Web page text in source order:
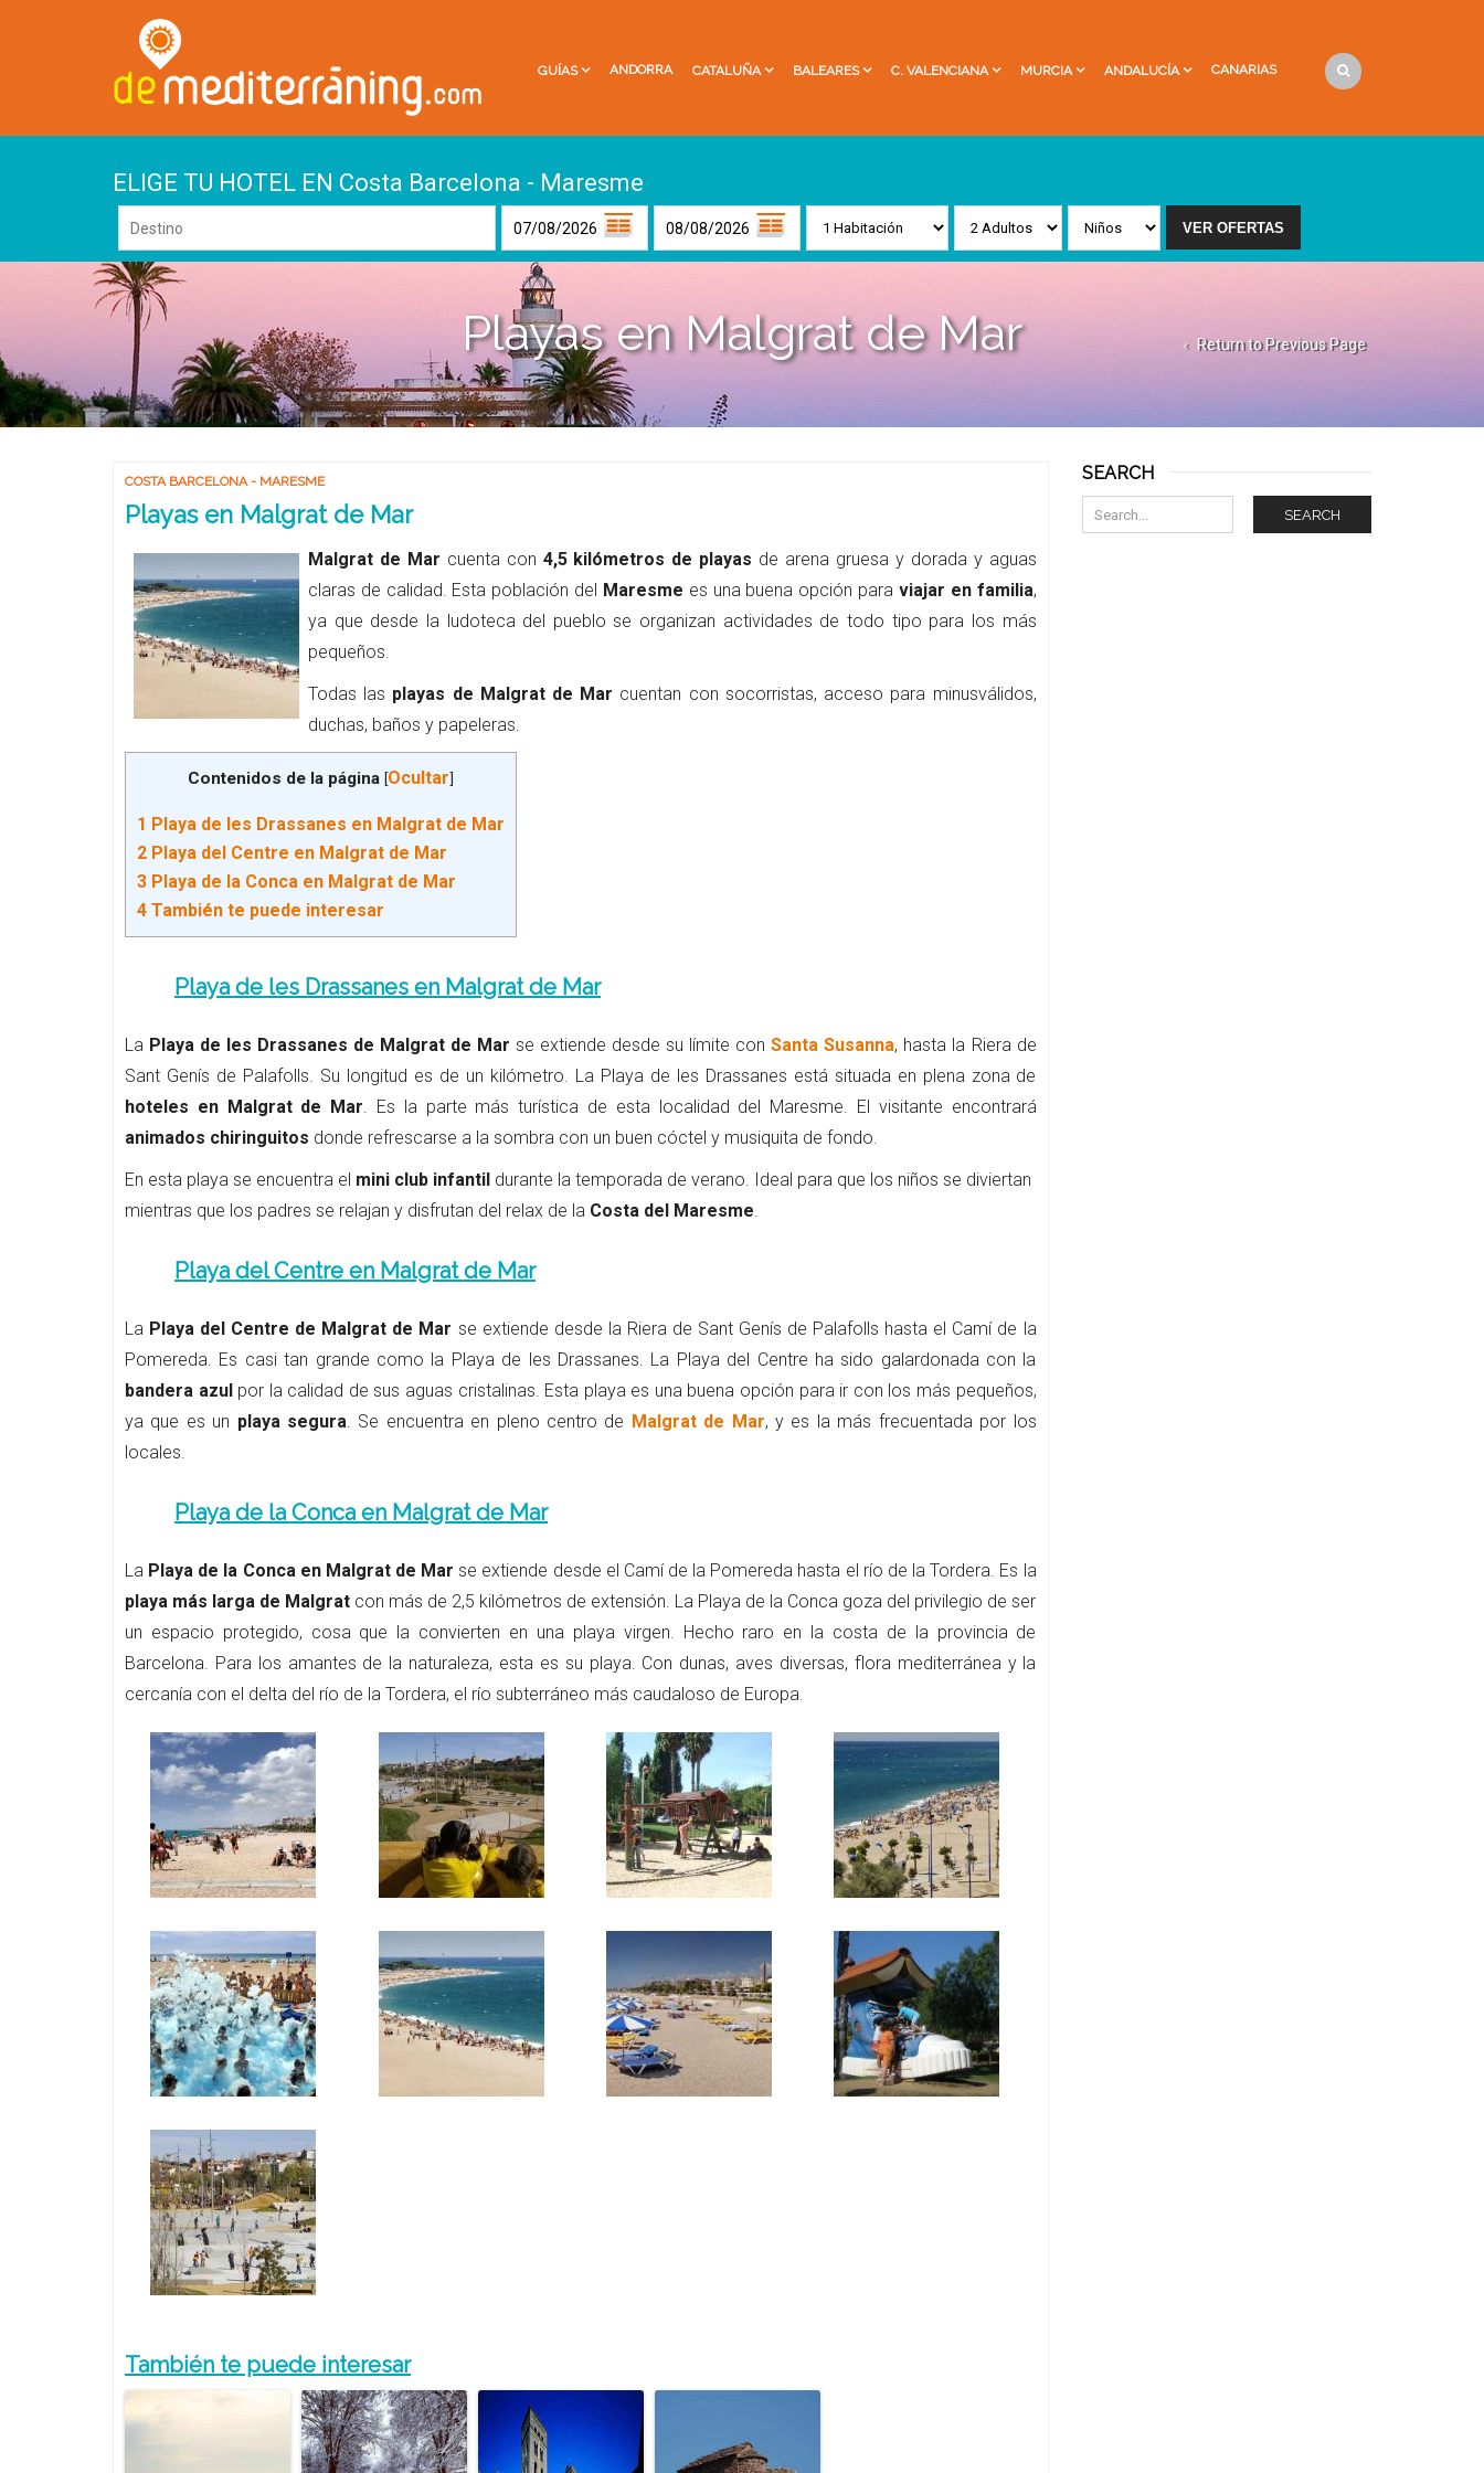
GUÍAS ANDORRA CATALUÑA BALEARES C. VALENCIANA MURCIA ANDALUCÍA CANARIAS
ELIGE TU HOTEL EN Costa Barcelona - Maresme
Playas en Malgrat de Mar Return to Previous Page
COSTA BARCELONA - MARESME
Playas en Malgrat de Mar
Malgrat de Mar cuenta con 4,5 kilómetros de playas de arena gruesa y dorada y aguas
claras de calidad. Esta población del Maresme es una buena opción para viajar en familia,
ya que desde la ludoteca del pueblo se organizan actividades de todo tipo para los más
pequeños.
Todas las playas de Malgrat de Mar cuentan con socorristas, acceso para minusválidos,
duchas, baños y papeleras.
Contenidos de la página [Ocultar]
1 Playa de les Drassanes en Malgrat de Mar
2 Playa del Centre en Malgrat de Mar
3 Playa de la Conca en Malgrat de Mar
4 También te puede interesar
Playa de les Drassanes en Malgrat de Mar
La Playa de les Drassanes de Malgrat de Mar se extiende desde su límite conSanta Susanna, hasta la Riera de
Sant Genís de Palafolls. Su longitud es de un kilómetro. La Playa de les Drassanes está situada en plena zona de
hoteles en Malgrat de Mar. Es la parte más turística de esta localidad del Maresme. El visitante encontrará
animados chiringuitos donde refrescarse a la sombra con un buen cóctel y musiquita de fondo.
En esta playa se encuentra el mini club infantil durante la temporada de verano. Ideal para que los niños se diviertan
mientras que los padres se relajan y disfrutan del relax de la Costa del Maresme.
Playa del Centre en Malgrat de Mar
La Playa del Centre de Malgrat de Mar se extiende desde la Riera de Sant Genís de Palafolls hasta el Camí de la
Pomereda. Es casi tan grande como la Playa de les Drassanes. La Playa del Centre ha sido galardonada con la
bandera azul por la calidad de sus aguas cristalinas. Esta playa es una buena opción para ir con los más pequeños,
ya que es un playa segura. Se encuentra en pleno centro de Malgrat de Mar, y es la más frecuentada por los
locales.
Playa de la Conca en Malgrat de Mar
La Playa de la Conca en Malgrat de Mar se extiende desde el Camí de la Pomereda hasta el río de la Tordera. Es la
playa más larga de Malgrat con más de 2,5 kilómetros de extensión. La Playa de la Conca goza del privilegio de ser
un espacio protegido, cosa que la convierten en una playa virgen. Hecho raro en la costa de la provincia de
Barcelona. Para los amantes de la naturaleza, esta es su playa. Con dunas, aves diversas, flora mediterránea y la
cercanía con el delta del río de la Tordera, el río subterráneo más caudaloso de Europa.
También te puede interesar
SEARCH
SEARCH